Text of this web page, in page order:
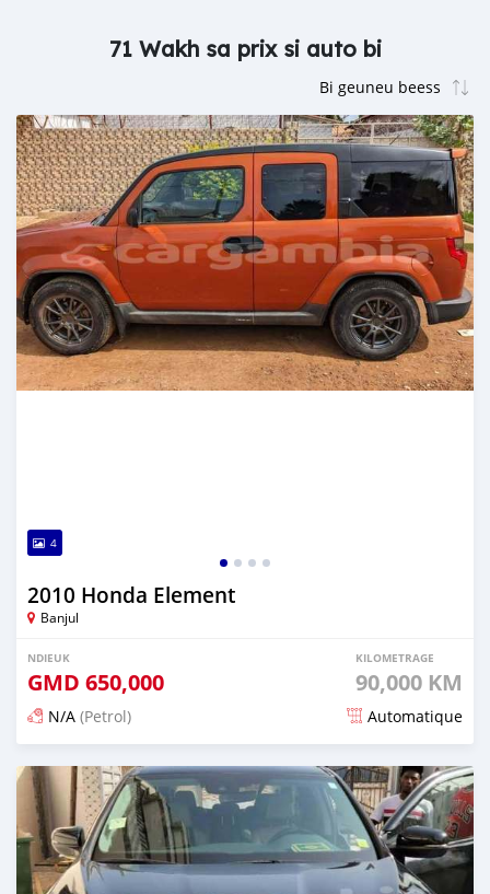
71 Wakh sa prix si auto bi
4
2010 Honda Element
Banjul
NDIEUK
GMD 650,000
KILOMETRAGE
90,000 KM
N/A (Petrol) Automatique
Dougal na niou ko depuis 24 days